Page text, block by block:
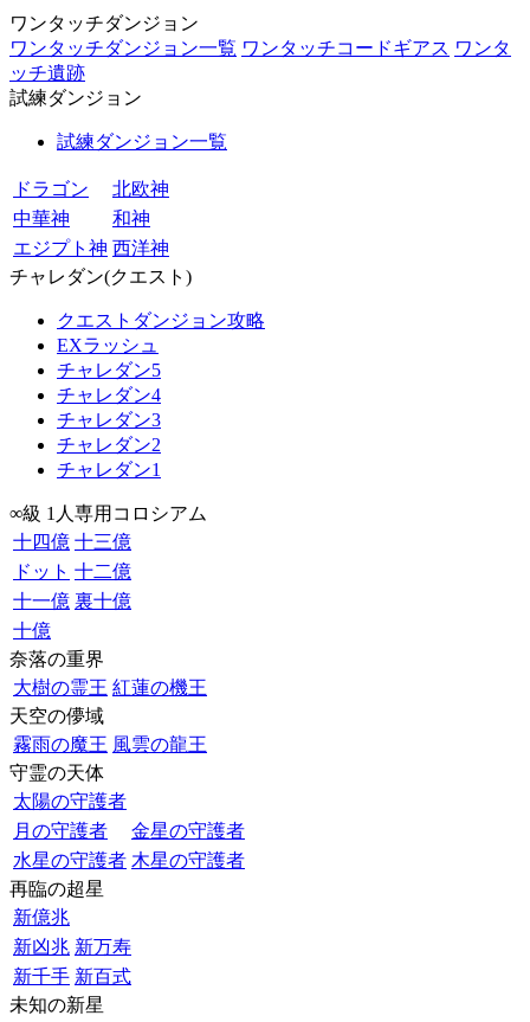
ワンタッチダンジョン
ワンタッチダンジョン一覧 ワンタッチコードギアス ワンタ
ッチ遺跡
試練ダンジョン
試練ダンジョン一覧
ドラゴン
北欧神
中華神
和神
エジプト神 西洋神
チャレダン(クエスト)
クエストダンジョン攻略
EXラッシュ
チャレダン5
チャレダン4
チャレダン3
チャレダン2
チャレダン1
∞級 1人専用コロシアム
十四億 十三億
ドット 十二億
十一億 裏十億
十億
奈落の重界
大樹の霊王 紅蓮の機王
天空の儚域
霧雨の魔王 風雲の龍王
守霊の天体
太陽の守護者
月の守護者
金星の守護者
水星の守護者 木星の守護者
再臨の超星
新億兆
新凶兆 新万寿
新千手 新百式
未知の新星